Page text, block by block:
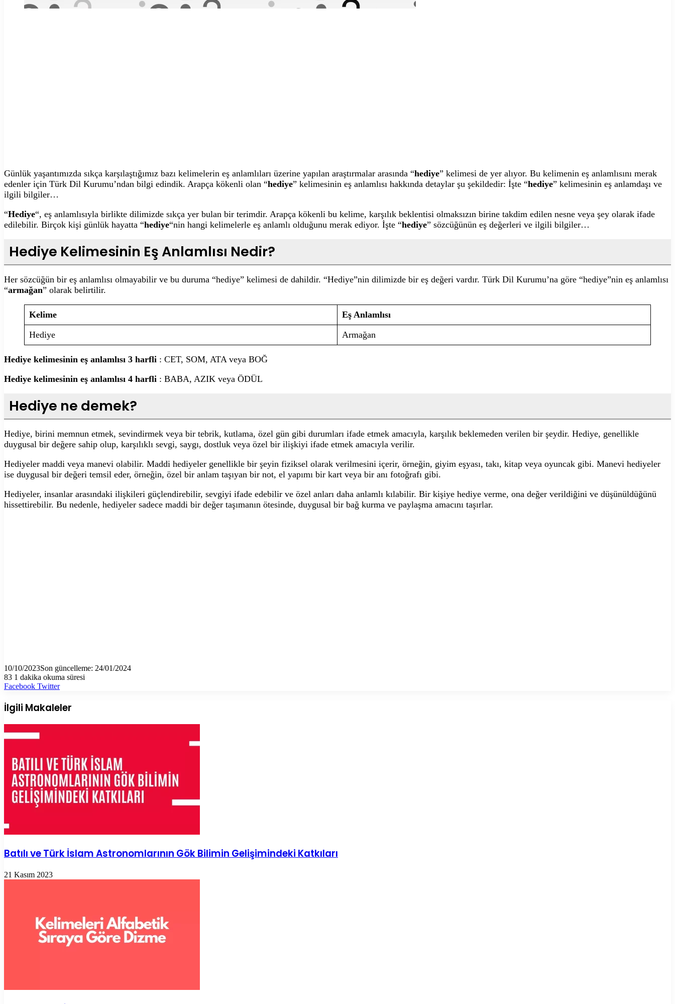
Günlük yaşantımızda sıkça karşılaştığımız bazı kelimelerin eş anlamlıları üzerine yapılan araştırmalar arasında “hediye” kelimesi de yer alıyor. Bu kelimenin eş anlamlısını merak
edenler için Türk Dil Kurumu’ndan bilgi edindik. Arapça kökenli olan “hediye” kelimesinin eş anlamlısı hakkında detaylar şu şekildedir: İşte “hediye” kelimesinin eş anlamdaşı ve
ilgili bilgiler…
“Hediye“, eş anlamlısıyla birlikte dilimizde sıkça yer bulan bir terimdir. Arapça kökenli bu kelime, karşılık beklentisi olmaksızın birine takdim edilen nesne veya şey olarak ifade
edilebilir. Birçok kişi günlük hayatta “hediye“nin hangi kelimelerle eş anlamlı olduğunu merak ediyor. İşte “hediye” sözcüğünün eş değerleri ve ilgili bilgiler…
Hediye Kelimesinin Eş Anlamlısı Nedir?
Her sözcüğün bir eş anlamlısı olmayabilir ve bu duruma “hediye” kelimesi de dahildir. “Hediye”nin dilimizde bir eş değeri vardır. Türk Dil Kurumu’na göre “hediye”nin eş anlamlısı
“armağan” olarak belirtilir.
Kelime
Eş Anlamlısı
Hediye
Armağan
Hediye kelimesinin eş anlamlısı 3 harfli : CET, SOM, ATA veya BOĞ
Hediye kelimesinin eş anlamlısı 4 harfli : BABA, AZIK veya ÖDÜL
Hediye ne demek?
Hediye, birini memnun etmek, sevindirmek veya bir tebrik, kutlama, özel gün gibi durumları ifade etmek amacıyla, karşılık beklemeden verilen bir şeydir. Hediye, genellikle
duygusal bir değere sahip olup, karşılıklı sevgi, saygı, dostluk veya özel bir ilişkiyi ifade etmek amacıyla verilir.
Hediyeler maddi veya manevi olabilir. Maddi hediyeler genellikle bir şeyin fiziksel olarak verilmesini içerir, örneğin, giyim eşyası, takı, kitap veya oyuncak gibi. Manevi hediyeler
ise duygusal bir değeri temsil eder, örneğin, özel bir anlam taşıyan bir not, el yapımı bir kart veya bir anı fotoğrafı gibi.
Hediyeler, insanlar arasındaki ilişkileri güçlendirebilir, sevgiyi ifade edebilir ve özel anları daha anlamlı kılabilir. Bir kişiye hediye verme, ona değer verildiğini ve düşünüldüğünü
hissettirebilir. Bu nedenle, hediyeler sadece maddi bir değer taşımanın ötesinde, duygusal bir bağ kurma ve paylaşma amacını taşırlar.
10/10/2023Son güncelleme: 24/01/2024
83 1 dakika okuma süresi
Facebook TwitterLinkedIn
Tumblr
Pinterest
Reddit
VKontakte
E-
ile
paylaş
Yazdır
İlgili Makaleler
Batılı ve Türk İslam Astronomlarının Gök Bilimin Gelişimindeki Katkıları
21 Kasım 2023